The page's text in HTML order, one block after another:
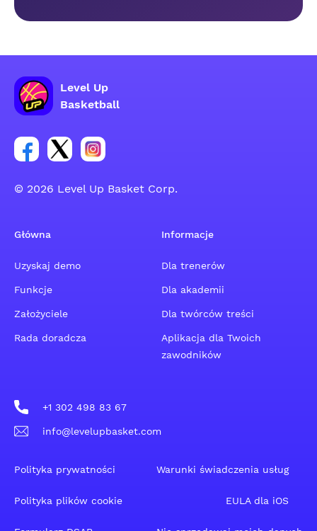
Level Up
Basketball
Link do grupy społecznościowej na Facebooku
Link do konta na Twitterze grupy
Link do konta na Instagramie grupy
© 2026 Level Up Basket Corp.
Główna
Uzyskaj demo
Funkcje
Założyciele
Rada doradcza
Informacje
Dla trenerów
Dla akademii
Dla twórców treści
Aplikacja dla Twoich
zawodników
+1 302 498 83 67
info@levelupbasket.com
Polityka prywatności Warunki świadczenia usług
Polityka plików cookie EULA dla iOS